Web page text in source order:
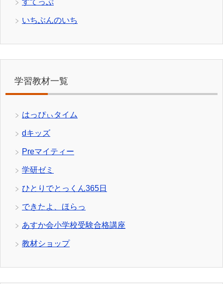
いちぶんのいち
学習教材一覧
はっぴぃタイム
dキッズ
Preマイティー
学研ゼミ
ひとりでとっくん365日
できたよ、ほらっ
あすか会小学校受験合格講座
教材ショップ